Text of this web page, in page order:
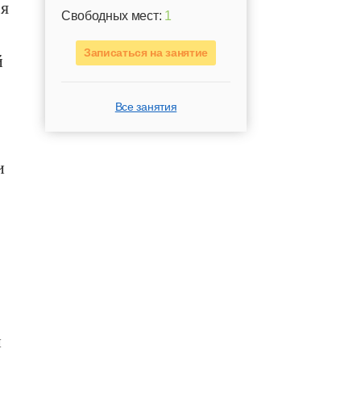
Свободных мест: 1
Записаться на занятие
Все занятия